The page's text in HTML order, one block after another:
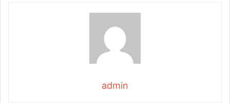
admin